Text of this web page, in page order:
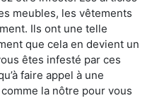
meubles, les vêtements
Ils ont une telle
que cela en devient un
êtes infesté par ces
faire appel à une
la nôtre pour vous